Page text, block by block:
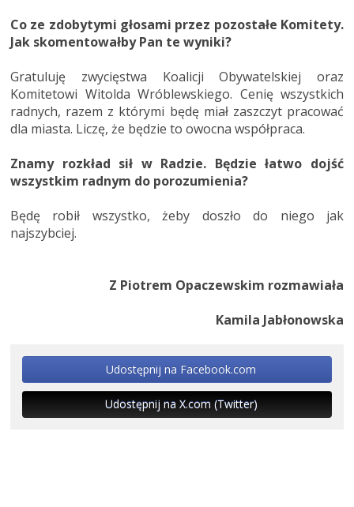
Co ze zdobytymi głosami przez pozostałe Komitety.
Jak skomentowałby Pan te wyniki?
Gratuluję zwycięstwa Koalicji Obywatelskiej oraz
Komitetowi Witolda Wróblewskiego. Cenię wszystkich
radnych, razem z którymi będę miał zaszczyt pracować
dla miasta. Liczę, że będzie to owocna współpraca.
Znamy rozkład sił w Radzie. Będzie łatwo dojść
wszystkim radnym do porozumienia?
Będę robił wszystko, żeby doszło do niego jak
najszybciej.
Z Piotrem Opaczewskim rozmawiała
Kamila Jabłonowska
Udostępnij na Facebook.com
Udostępnij na X.com (Twitter)